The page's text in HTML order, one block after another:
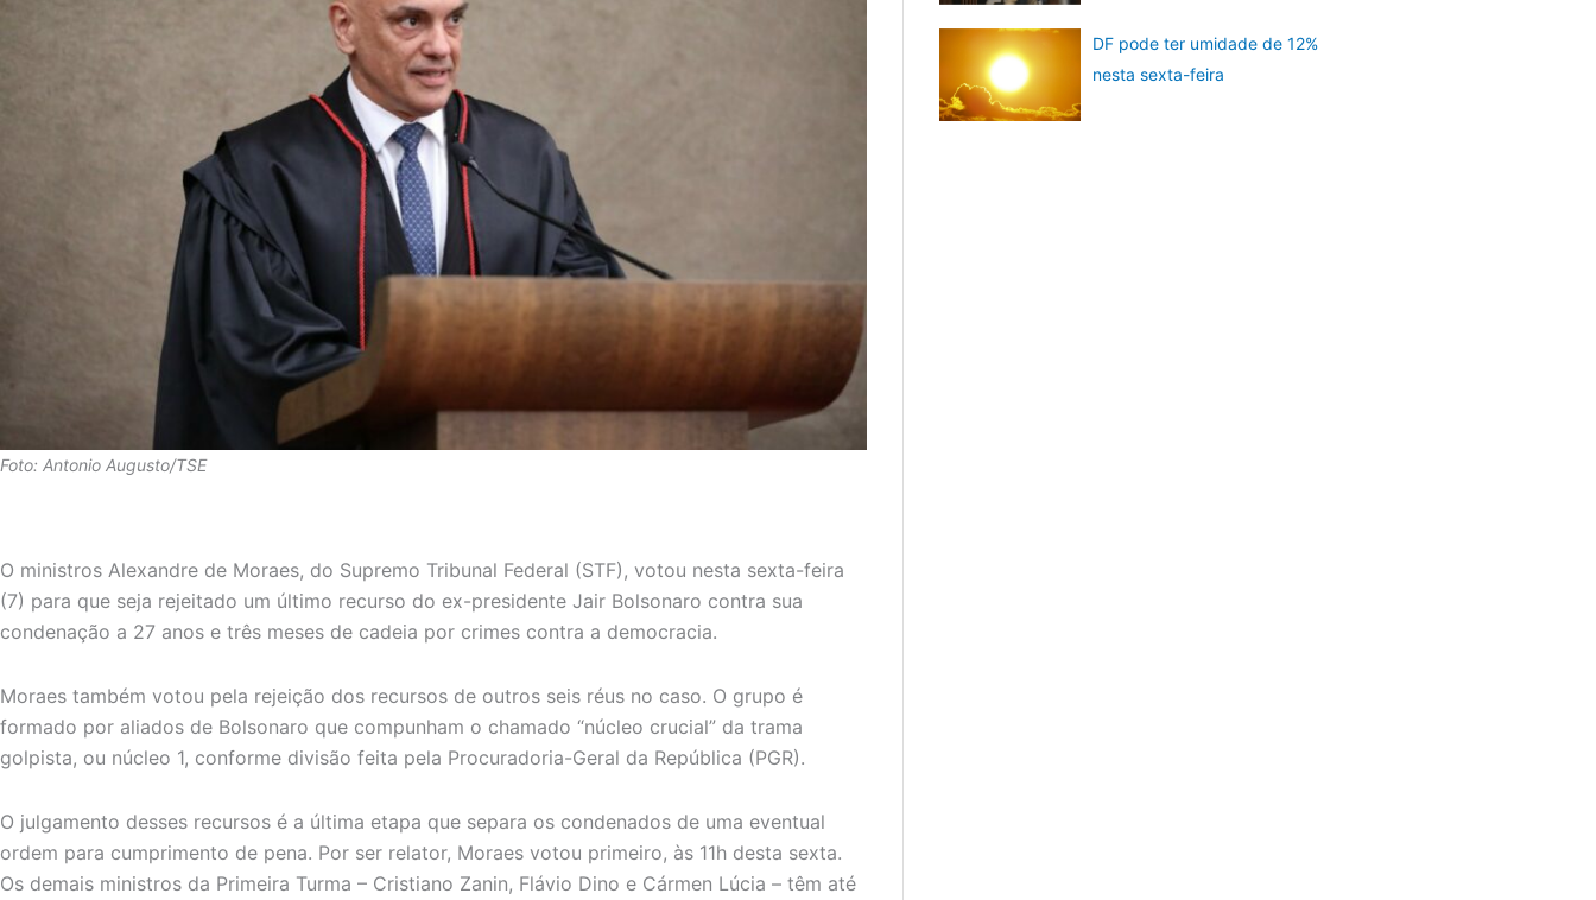
Foto: Antonio Augusto/TSE
O ministros Alexandre de Moraes, do Supremo Tribunal Federal (STF), votou nesta sexta-feira
(7) para que seja rejeitado um último recurso do ex-presidente Jair Bolsonaro contra sua
condenação a 27 anos e três meses de cadeia por crimes contra a democracia.
Moraes também votou pela rejeição dos recursos de outros seis réus no caso. O grupo é
formado por aliados de Bolsonaro que compunham o chamado “núcleo crucial” da trama
golpista, ou núcleo 1, conforme divisão feita pela Procuradoria-Geral da República (PGR).
O julgamento desses recursos é a última etapa que separa os condenados de uma eventual
ordem para cumprimento de pena. Por ser relator, Moraes votou primeiro, às 11h desta sexta.
Os demais ministros da Primeira Turma – Cristiano Zanin, Flávio Dino e Cármen Lúcia – têm até
DF pode ter umidade de 12%
nesta sexta-feira